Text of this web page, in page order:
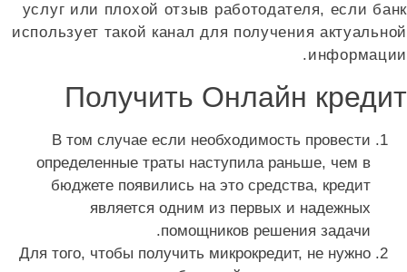
услуг или плохой отзыв работодателя, если банк
использует такой канал для получения актуальной
информации.
Получить Онлайн кредит
В том случае если необходимость провести
определенные траты наступила раньше, чем в
бюджете появились на это средства, кредит
является одним из первых и надежных
помощников решения задачи.
Для того, чтобы получить микрокредит, не нужно